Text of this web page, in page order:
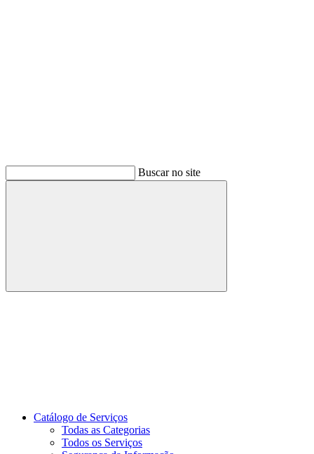
Buscar no site
Buscar
Catálogo de Serviços
Todas as Categorias
Todos os Serviços